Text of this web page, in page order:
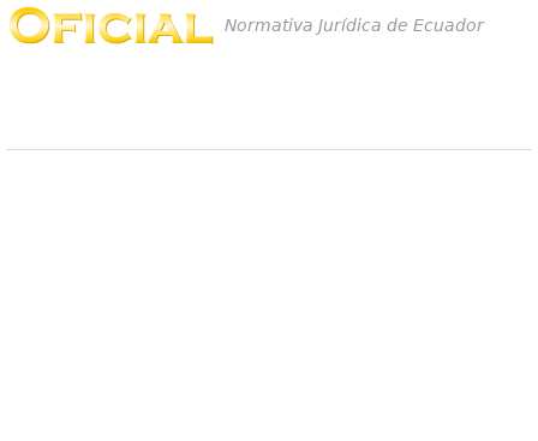
Normativa Jurídica de Ecuador